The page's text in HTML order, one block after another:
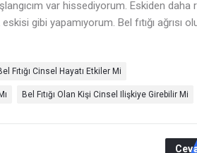
var hissediyorum. Eskiden daha
gibi yapamıyorum. Bel fıtığı ağrısı
Fıtığı Cinsel Hayatı Etkiler Mi
Bel Fıtığı Olan Kişi Cinsel Ilişkiye Girebilir Mi